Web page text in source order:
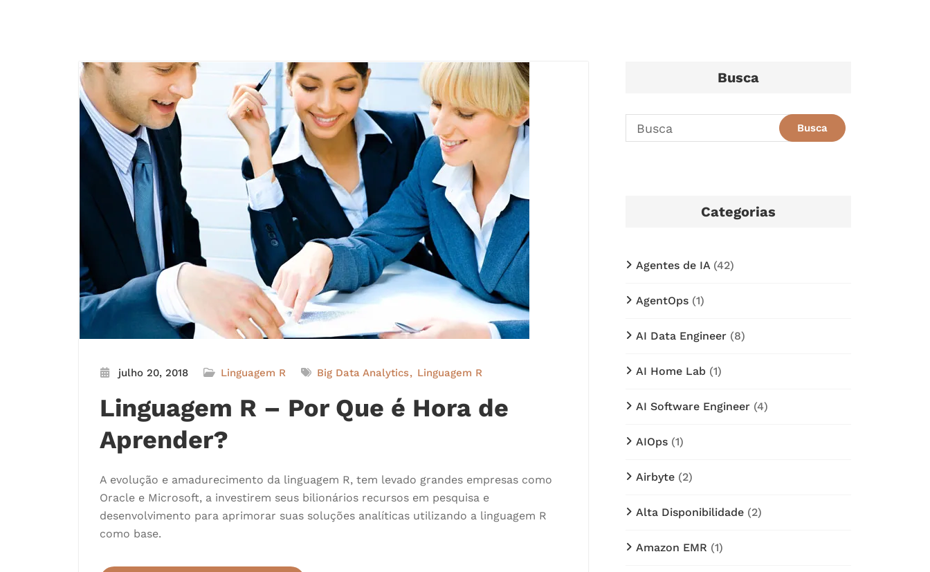
julho 20, 2018 Linguagem R Big Data Analytics Linguagem R
Linguagem R – Por Que é Hora de
Aprender?
A evolução e amadurecimento da linguagem R, tem levado grandes empresas como
Oracle e Microsoft, a investirem seus bilionários recursos em pesquisa e
desenvolvimento para aprimorar suas soluções analíticas utilizando a linguagem R
como base.
Busca
Categorias
Agentes de IA(42)
AgentOps (1)
AI Data Engineer (8)
AI Home Lab (1)
AI Software Engineer (4)
AIOps (1)
Airbyte (2)
Alta Disponibilidade (2)
Amazon EMR (1)